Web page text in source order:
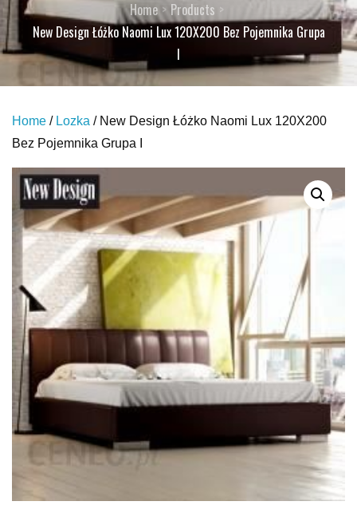
Home
Products
New Design Łóżko Naomi Lux 120X200 Bez Pojemnika Grupa
I
Home / Lozka / New Design Łóżko Naomi Lux 120X200
Bez Pojemnika Grupa I